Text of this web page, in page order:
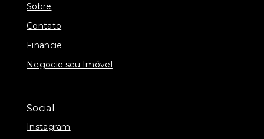
Sobre
Contato
Financie
Negocie seu Imóvel
Social
Instagram